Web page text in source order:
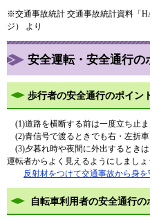
※交通事故統計 交通事故統計資料「
ジ） より
安全運転・安全通行の
歩行者の安全通行のポイン
(1)道路を横断する前は一度立ち止ま
(2)青信号で渡るときでも右・左折車
(3)夕暮れ時や夜間に外出するとき
運転者からよく見えるようにしましょ
反射材をつけて交通事故から身
自転車利用者の安全通行の